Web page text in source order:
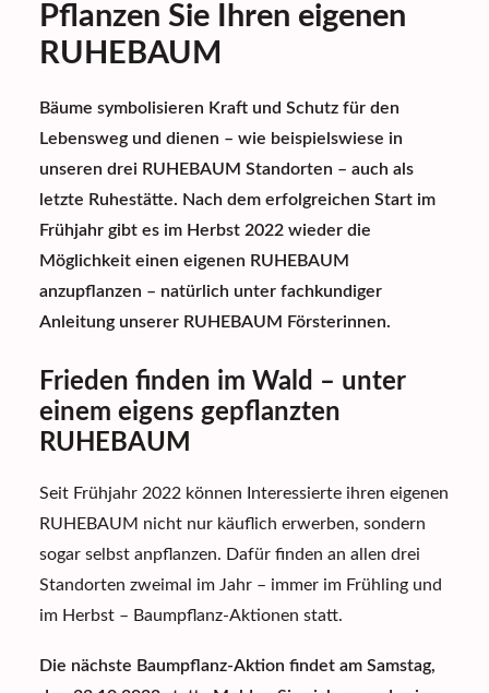
Pflanzen Sie Ihren eigenen
RUHEBAUM
Bäume symbolisieren Kraft und Schutz für den
Lebensweg und dienen – wie beispielswiese in
unseren drei RUHEBAUM Standorten – auch als
letzte Ruhestätte. Nach dem erfolgreichen Start im
Frühjahr gibt es im Herbst 2022 wieder die
Möglichkeit einen eigenen RUHEBAUM
anzupflanzen – natürlich unter fachkundiger
Anleitung unserer RUHEBAUM Försterinnen.
Frieden finden im Wald – unter
einem eigens gepflanzten
RUHEBAUM
Seit Frühjahr 2022 können Interessierte ihren eigenen
RUHEBAUM nicht nur käuflich erwerben, sondern
sogar selbst anpflanzen. Dafür finden an allen drei
Standorten zweimal im Jahr – immer im Frühling und
im Herbst – Baumpflanz-Aktionen statt.
Die nächste Baumpflanz-Aktion findet am Samstag,